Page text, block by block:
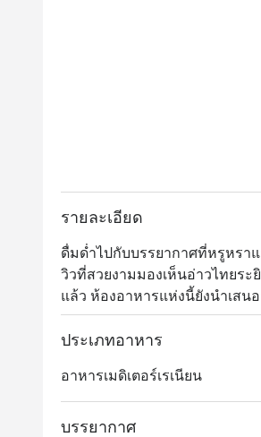
รายละเอียด
ดื่มด่ำไปกับบรรยากาศที่หรูหรา
วิวที่สวยงามมองเห็นอ่าวไทยร
แล้ว ห้องอาหารแห่งนี้ยังนำเส
สมบูรณ์แบบมากที่สุด และอย่าพ
สรรมาให้เหมาะสำหรับทุกโอกาส
ประเภทอาหาร
อาหารเมดิเตอร์เรเนียน
บรรยากาศ